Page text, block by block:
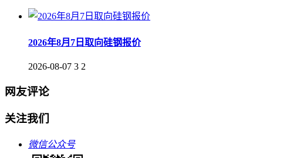
2026年8月7日取向硅钢报价
2026-08-07 3 2
网友评论
关注我们
微信公众号